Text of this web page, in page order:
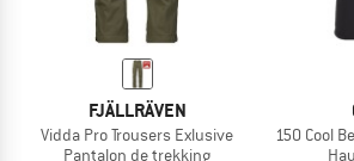
FJÄLLRÄVEN
Vidda Pro Trousers Exlusive
Pantalon de trekking
150 Cool